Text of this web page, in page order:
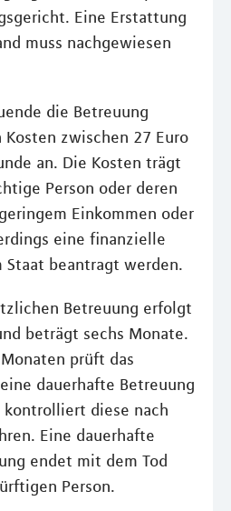
Eine Erstattung
muss nachgewiesen
die Betreuung
zwischen 27 Euro
an. Die Kosten trägt
Person oder deren
Einkommen oder
eine finanzielle
beantragt werden.
Betreuung erfolgt
beträgt sechs Monate.
prüft das
dauerhafte Betreuung
diese nach
Eine dauerhafte
endet mit dem Tod
Person.